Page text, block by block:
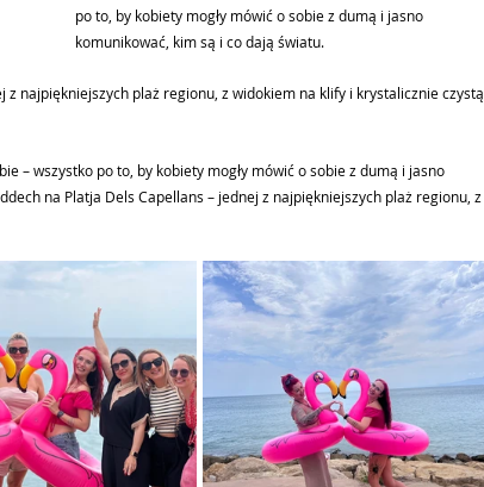
po to, by kobiety mogły mówić o sobie z dumą i jasno
komunikować, kim są i co dają światu.
z najpiękniejszych plaż regionu, z widokiem na klify i krystalicznie czystą
– wszystko po to, by kobiety mogły mówić o sobie z dumą i jasno
na Platja Dels Capellans – jednej z najpiękniejszych plaż regionu, z